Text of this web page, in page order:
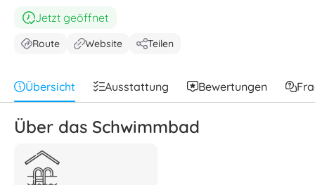
Jetzt geöffnet
Route Website Teilen
Übersicht Ausstattung Bewertungen
Über das Schwimmbad